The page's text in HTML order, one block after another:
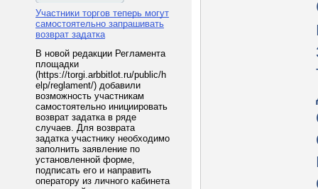
Участники торгов теперь могут
самостоятельно запрашивать
возврат задатка
В новой редакции Регламента
площадки
(https://torgi.arbbitlot.ru/public/h
elp/reglament/) добавили
возможность участникам
самостоятельно инициировать
возврат задатка в ряде
случаев. Для возврата
задатка участнику необходимо
заполнить заявление по
установленной форме,
подписать его и направить
оператору из личного кабинета